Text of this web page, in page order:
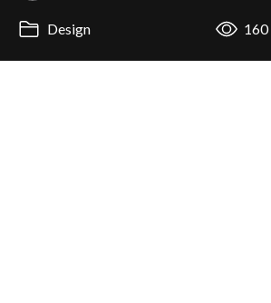
Design 160